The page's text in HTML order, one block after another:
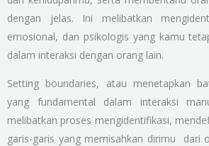
dengan jelas. Ini melibatkan
emosional, dan psikologis yang kamu
dalam interaksi dengan orang lain.
Setting boundaries, atau menetapkan
yang fundamental dalam interaksi
melibatkan proses mengidentifikasi,
garis-garis yang memisahkan dirimu dari